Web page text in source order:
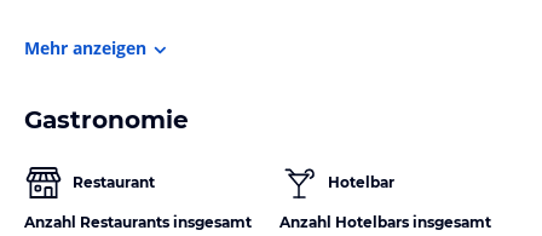
Mehr anzeigen
Gastronomie
Restaurant
Anzahl Restaurants insgesamt
Hotelbar
Anzahl Hotelbars insgesamt